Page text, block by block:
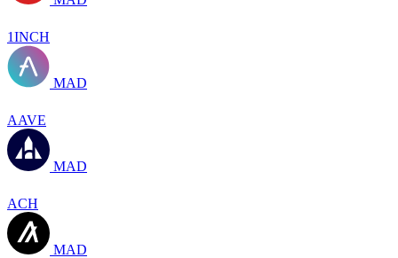
1INCH
MAD
AAVE
MAD
ACH
MAD